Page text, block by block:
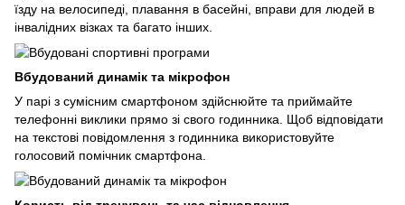
їзду на велосипеді, плавання в басейні, вправи для людей в
інвалідних візках та багато інших.
Вбудований динамік та мікрофон
У парі з сумісним смартфоном здійснюйте та приймайте
телефонні виклики прямо зі свого годинника. Щоб відповідати
на текстові повідомлення з годинника використовуйте
голосовий помічник смартфона.